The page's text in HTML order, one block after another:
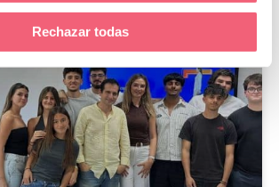
Rechazar todas